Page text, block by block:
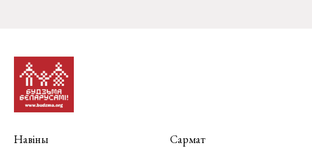
Навіны
Сармат